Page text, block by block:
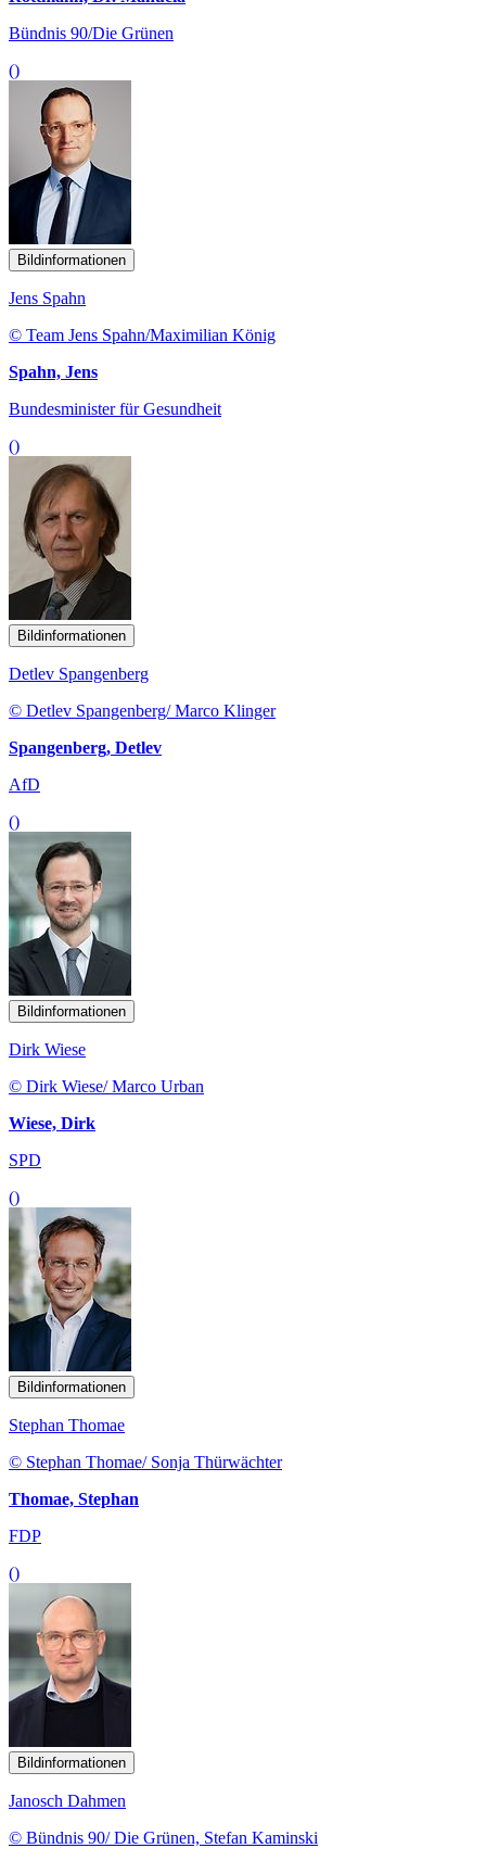
Bündnis 90/Die Grünen
()
Bildinformationen
Jens Spahn
© Team Jens Spahn/Maximilian König
Spahn, Jens
Bundesminister für Gesundheit
()
Bildinformationen
Detlev Spangenberg
© Detlev Spangenberg/ Marco Klinger
Spangenberg, Detlev
AfD
()
Bildinformationen
Dirk Wiese
© Dirk Wiese/ Marco Urban
Wiese, Dirk
SPD
()
Bildinformationen
Stephan Thomae
© Stephan Thomae/ Sonja Thürwächter
Thomae, Stephan
FDP
()
Bildinformationen
Janosch Dahmen
© Bündnis 90/ Die Grünen, Stefan Kaminski